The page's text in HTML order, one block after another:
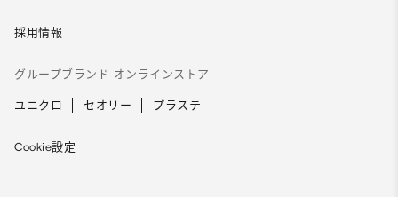
採用情報
グループブランド オンラインストア
ユニクロ セオリー プラステ
Cookie設定